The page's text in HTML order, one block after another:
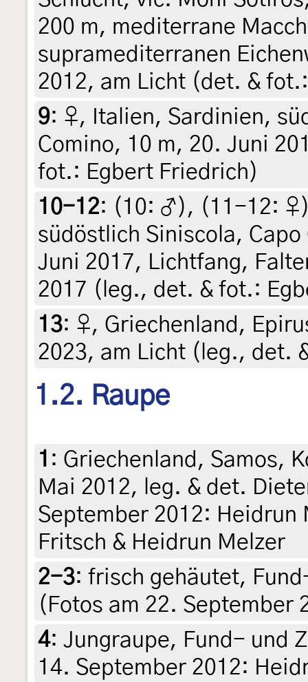
200 m, mediterrane
supramediterranen
2012, am Licht (det. &
9: ♀, Italien, Sardinien,
Comino, 10 m, 20. Juni
fot.: Egbert Friedrich)
10-12: (10: ♂), (11-12: ♀
südöstlich Siniscola,
Juni 2017, Lichtfang,
2017 (leg., det. & fot.:
13: ♀, Griechenland,
2023, am Licht (leg., det.
1.2. Raupe
1 : Griechenland, Samos,
Mai 2012, leg. & det.
September 2012:
Fritsch & Heidrun Melzer
2-3: frisch gehäutet,
(Fotos am 22. September
4: Jungraupe, Fund- und
14. September 2012: